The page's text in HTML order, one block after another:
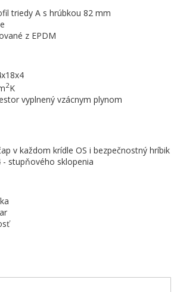
triedy A s hrúbkou 82 mm
z EPDM
2K
vyplnený vzácnym plynom
v každom krídle OS i bezpečnostný hríbik
- stupňového sklopenia